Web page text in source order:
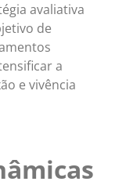
avaliativa
de
a
e vivência